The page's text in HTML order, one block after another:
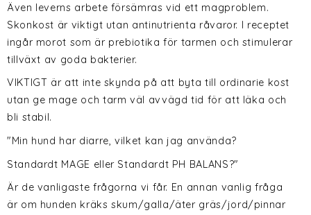
Även leverns arbete försämras vid ett magproblem.
Skonkost är viktigt utan antinutrienta råvaror. I receptet
ingår morot som är prebiotika för tarmen och stimulerar
tillväxt av goda bakterier.
VIKTIGT är att inte skynda på att byta till ordinarie kost
utan ge mage och tarm väl avvägd tid för att läka och
bli stabil.
"Min hund har diarre, vilket kan jag använda?
Standardt MAGE eller Standardt PH BALANS?"
Är de vanligaste frågorna vi får. En annan vanlig fråga
är om hunden kräks skum/galla/äter gräs/jord/pinnar